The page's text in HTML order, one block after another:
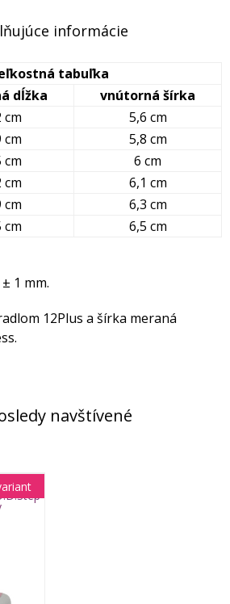
informácie
tabuľka
dĺžka
vnútorná šírka
cm
5,6 cm
cm
5,8 cm
cm
6 cm
cm
6,1 cm
cm
6,3 cm
cm 6,5 cm
1 mm.
12Plus a šírka meraná
navštívené